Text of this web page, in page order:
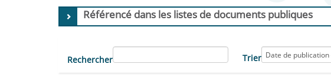
Référencé dans les listes de documents publiques
Rechercher Trier